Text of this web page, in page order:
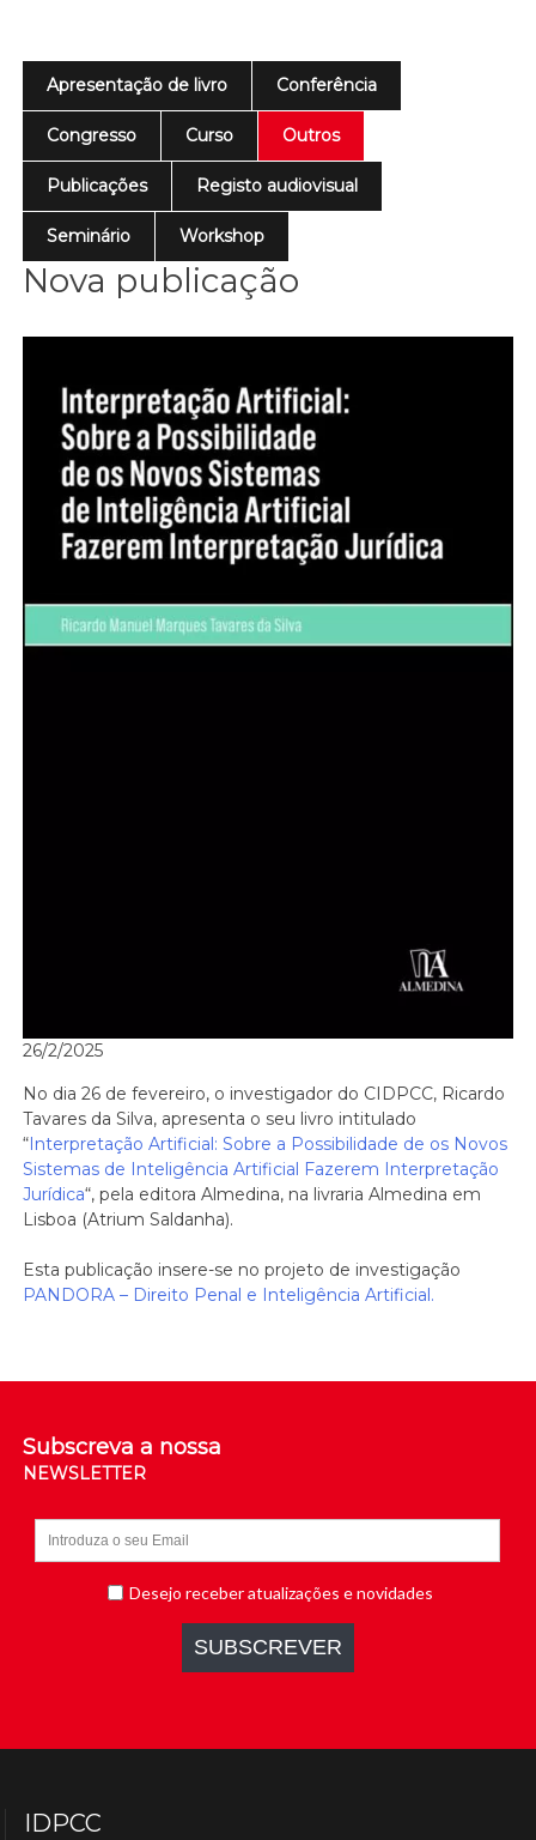
Apresentação de livro Conferência
Congresso Curso Outros
Publicações Registo audiovisual
Seminário Workshop
Nova publicação
26/2/2025
No dia 26 de fevereiro, o investigador do CIDPCC, Ricardo
Tavares da Silva, apresenta o seu livro intitulado
“ Interpretação Artificial: Sobre a Possibilidade de os Novos
Sistemas de Inteligência Artificial Fazerem Interpretação
Jurídica“, pela editora Almedina, na livraria Almedina em
Lisboa (Atrium Saldanha).
Esta publicação insere-se no projeto de investigação
PANDORA – Direito Penal e Inteligência Artificial.
Subscreva a nossa
NEWSLETTER
IDPCC